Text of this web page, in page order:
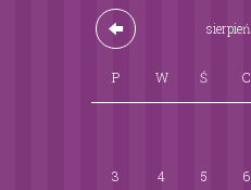
sierpień
P W Ś C
3 4 5 6